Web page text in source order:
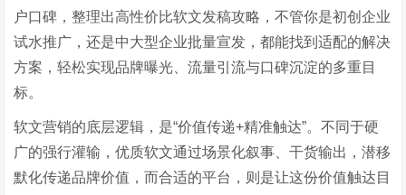
户口碑，整理出高性价比软文发稿攻略，不管你是初创企业
试水推广，还是中大型企业批量宣发，都能找到适配的解决
方案，轻松实现品牌曝光、流量引流与口碑沉淀的多重目
标。
软文营销的底层逻辑，是“价值传递+精准触达”。不同于硬
广的强行灌输，优质软文通过场景化叙事、干货输出，潜移
默化传递品牌价值，而合适的平台，则是让这份价值触达目